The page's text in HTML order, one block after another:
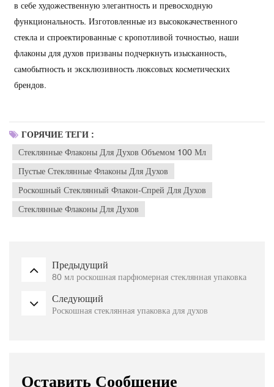
в себе художественную элегантность и превосходную
функциональность. Изготовленные из высококачественного
стекла и спроектированные с кропотливой точностью, наши
флаконы для духов призваны подчеркнуть изысканность,
самобытность и эксклюзивность люксовых косметических
брендов.
ГОРЯЧИЕ ТЕГИ :
Стеклянные Флаконы Для Духов Объемом 100 Мл
Пустые Стеклянные Флаконы Для Духов
Роскошный Стеклянный Флакон-Спрей Для Духов
Стеклянные Флаконы Для Духов
Предыдущий
80 мл роскошная парфюмерная стеклянная упаковка
Следующий
Роскошная стеклянная упаковка для духов
Оставить Сообщение